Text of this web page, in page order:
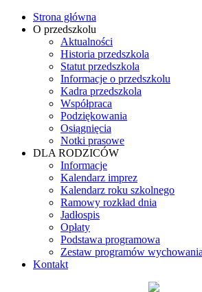
Strona główna
O przedszkolu
Aktualności
Historia przedszkola
Statut przedszkola
Informacje o przedszkolu
Kadra przedszkola
Współpraca
Podziękowania
Osiągnięcia
Notki prasowe
DLA RODZICÓW
Informacje
Kalendarz imprez
Kalendarz roku szkolnego
Ramowy rozkład dnia
Jadłospis
Opłaty
Podstawa programowa
Zestaw programów
Kontakt